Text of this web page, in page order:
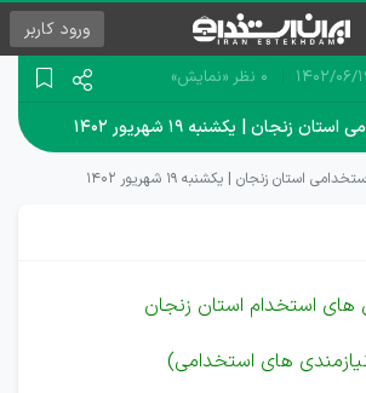
ورود کاربر
۰۶/۱۹ 0 نظر «نمایش»
زنجان | یکشنبه ۱۹ شهریور ۱۴۰۲
استان زنجان | یکشنبه ۱۹ شهریور ۱۴۰۲
های استخدام استان زنجان
های استخدامی)